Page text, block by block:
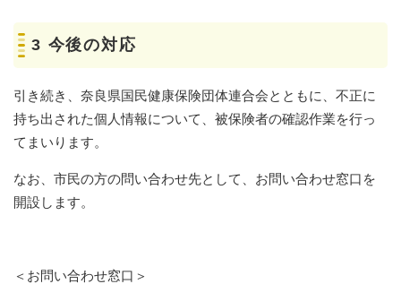
3 今後の対応
引き続き、奈良県国民健康保険団体連合会とともに、不正に
持ち出された個人情報について、被保険者の確認作業を行っ
てまいります。
なお、市民の方の問い合わせ先として、お問い合わせ窓口を
開設します。
＜お問い合わせ窓口＞